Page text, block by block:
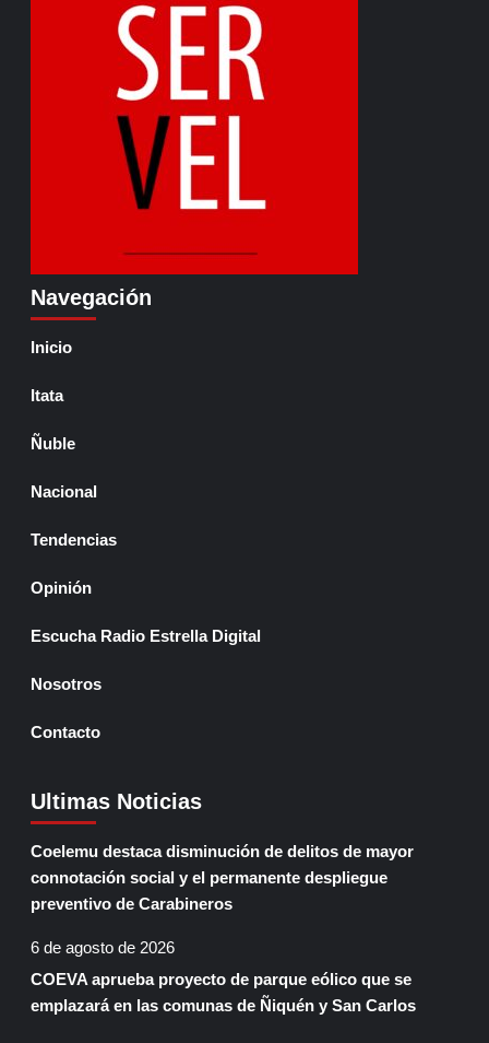
Navegación
Inicio
Itata
Ñuble
Nacional
Tendencias
Opinión
Escucha Radio Estrella Digital
Nosotros
Contacto
Ultimas Noticias
Coelemu destaca disminución de delitos de mayor
connotación social y el permanente despliegue
preventivo de Carabineros
6 de agosto de 2026
COEVA aprueba proyecto de parque eólico que se
emplazará en las comunas de Ñiquén y San Carlos